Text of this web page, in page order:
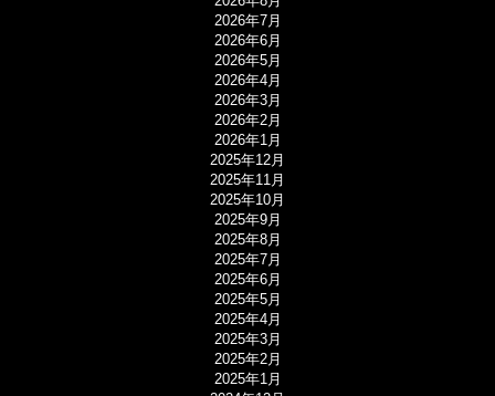
2026年7月
2026年6月
2026年5月
2026年4月
2026年3月
2026年2月
2026年1月
2025年12月
2025年11月
2025年10月
2025年9月
2025年8月
2025年7月
2025年6月
2025年5月
2025年4月
2025年3月
2025年2月
2025年1月